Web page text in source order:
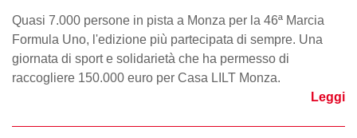
Quasi 7.000 persone in pista a Monza per la 46ª Marcia
Formula Uno, l'edizione più partecipata di sempre. Una
giornata di sport e solidarietà che ha permesso di
raccogliere 150.000 euro per Casa LILT Monza.
Leggi